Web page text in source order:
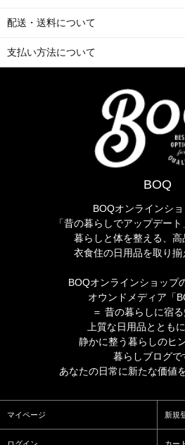
配送・送料について
支払い方法について
BOQ
BOQオンラインショ
「昔の暮らしでアップデー
暮らしと体を整える、高
衣食住の日用品を取り揃
BOQオンラインショップ
オウンドメディア「
＝ 昔の暮らしに宿る
上質な日用品ととも
静かに整う暮らしのヒ
暮らしブログで
あなたの日常に新たな価値
マイページ 新規
ログイン カー